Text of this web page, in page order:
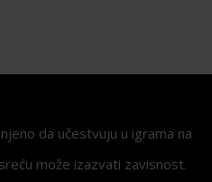
da učestvuju u igrama na
može izazvati zavisnost.